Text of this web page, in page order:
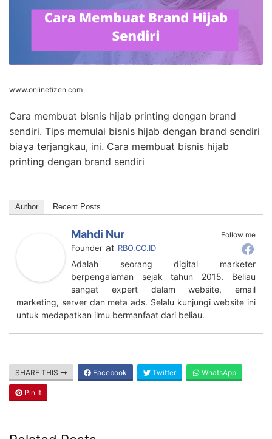
www.onlinetizen.com
Cara membuat bisnis hijab printing dengan brand
sendiri. Tips memulai bisnis hijab dengan brand sendiri
biaya terjangkau, ini. Cara membuat bisnis hijab
printing dengan brand sendiri
Author Recent Posts
Follow me
Mahdi Nur
Founder at RBO.CO.ID
Adalah seorang digital marketer
berpengalaman sejak tahun 2015. Beliau
sangat expert dalam website, email
marketing, server dan meta ads. Selalu kunjungi website ini
untuk medapatkan ilmu bermanfaat dari beliau.
SHARE THIS Facebook Twitter WhatsApp
Pin It